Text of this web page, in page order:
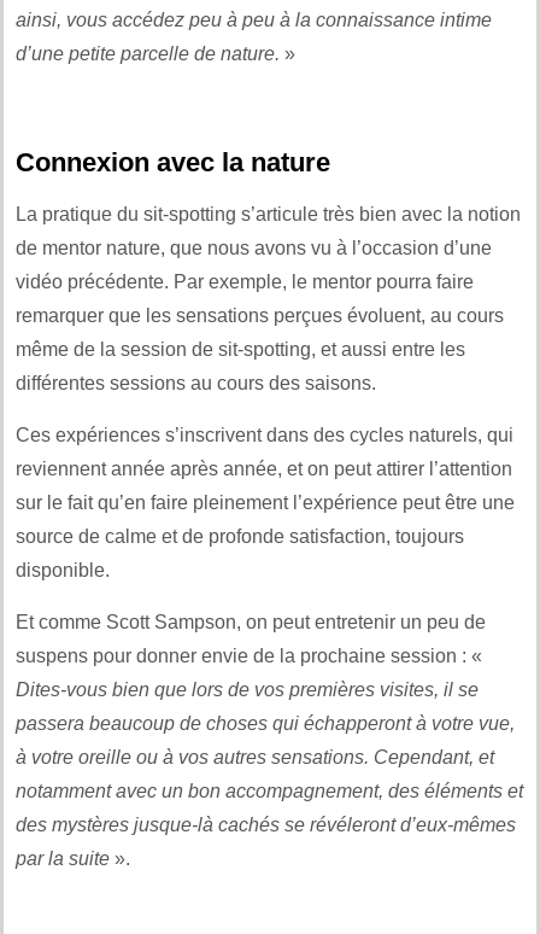
ainsi, vous accédez peu à peu à la connaissance intime
d’une petite parcelle de nature. »
Connexion avec la nature
La pratique du sit-spotting s’articule très bien avec la notion
de mentor nature, que nous avons vu à l’occasion d’une
vidéo précédente. Par exemple, le mentor pourra faire
remarquer que les sensations perçues évoluent, au cours
même de la session de sit-spotting, et aussi entre les
différentes sessions au cours des saisons.
Ces expériences s’inscrivent dans des cycles naturels, qui
reviennent année après année, et on peut attirer l’attention
sur le fait qu’en faire pleinement l’expérience peut être une
source de calme et de profonde satisfaction, toujours
disponible.
Et comme Scott Sampson, on peut entretenir un peu de
suspens pour donner envie de la prochaine session : «
Dites-vous bien que lors de vos premières visites, il se
passera beaucoup de choses qui échapperont à votre vue,
à votre oreille ou à vos autres sensations. Cependant, et
notamment avec un bon accompagnement, des éléments et
des mystères jusque-là cachés se révéleront d’eux-mêmes
par la suite ».